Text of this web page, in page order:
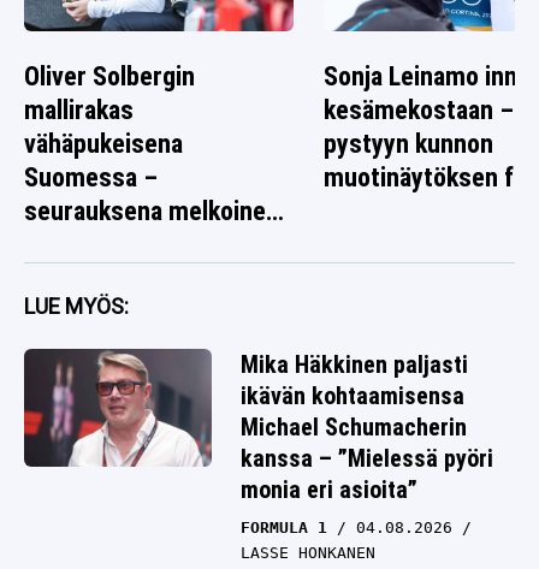
Oliver Solbergin
mallirakas
vähäpukeisena
Suomessa –
seurauksena melkoinen
Sonja Leinamo
kesämekostaan –
pystyyn kunnon
muotinäytöksen
LUE MYÖS:
Mika Häkkinen paljasti
ikävän kohtaamisensa
Michael Schumacherin
kanssa – ”Mielessä pyöri
monia eri asioita”
FORMULA 1
04.08.2026
LASSE HONKANEN